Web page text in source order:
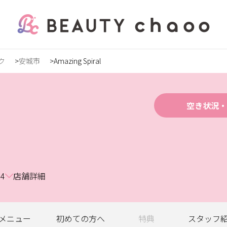
テ
安城市 Amazing Spiral
空き状況
店舗詳細
ニュー 初めての方へ 特典 スタッフ